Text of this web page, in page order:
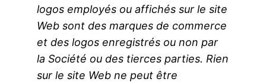
logos employés ou affichés sur le site
Web sont des marques de commerce
et des logos enregistrés ou non par
la Société ou des tierces parties. Rien
sur le site Web ne peut être